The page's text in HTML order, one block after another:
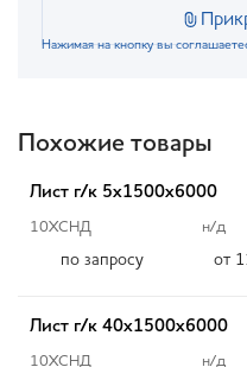
Нажимая на кнопку вы
Похожие товары
Лист г/к 5х1500х6000
10ХСНД н/д
по запросу от
Лист г/к 40х1500х6000
10ХСНД н/д